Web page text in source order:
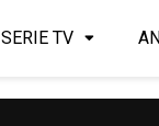
SERIE TV